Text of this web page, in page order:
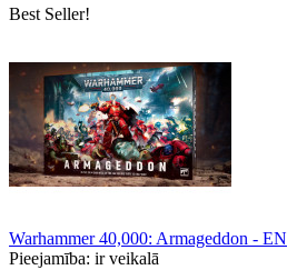
Best Seller!
Warhammer 40,000: Armageddon - EN
Pieejamība: ir veikalā